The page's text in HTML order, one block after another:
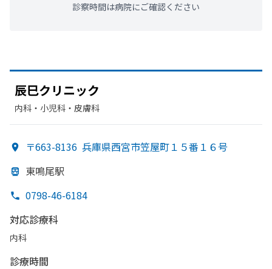
診察時間は病院にご確認ください
辰巳クリニック
内科・​小児科・​皮膚科
〒663-8136 兵庫県西宮市笠屋町１５番１６号
東鳴尾駅
0798-46-6184
対応診療科
内科
診療時間